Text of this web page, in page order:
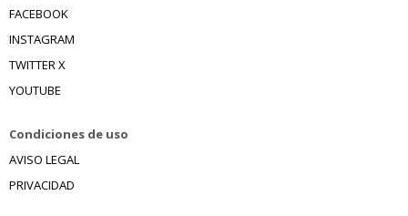
FACEBOOK
INSTAGRAM
TWITTER X
YOUTUBE
Condiciones de uso
AVISO LEGAL
PRIVACIDAD